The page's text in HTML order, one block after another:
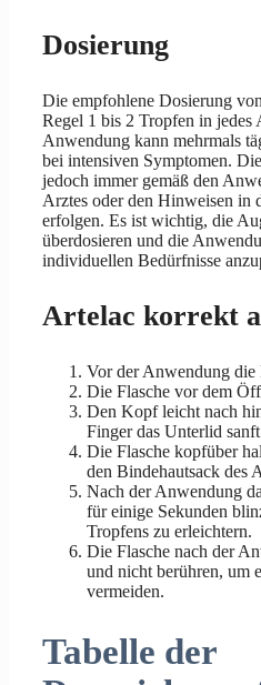
Dosierung
Die empfohlene Dosierung
Regel 1 bis 2 Tropfen in
Anwendung kann mehrmals
bei intensiven Symptomen.
jedoch immer gemäß den
Arztes oder den Hinweisen in
erfolgen. Es ist wichtig, die
überdosieren und die
individuellen Bedürfnisse
Artelac korrekt
Vor der Anwendung die
Die Flasche vor dem
Den Kopf leicht nach
Finger das Unterlid
Die Flasche kopfüber
den Bindehautsack des
Nach der Anwendung
für einige Sekunden
Tropfens zu erleichtern.
Die Flasche nach der
und nicht berühren, um
vermeiden.
Tabelle der